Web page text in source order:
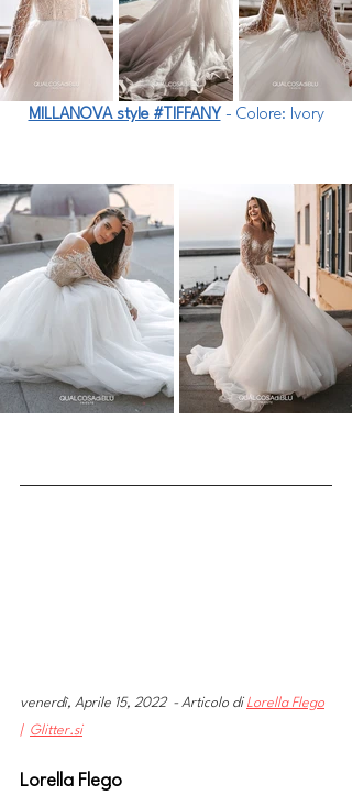
MILLANOVA style #TIFFANY - Colore: Ivory
venerdì, Aprile 15, 2022  - Articolo di Lorella Flego
| Glitter.si
Lorella Flego